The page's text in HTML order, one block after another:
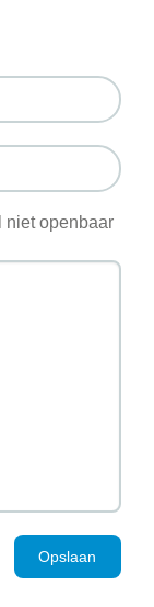
niet openbaar
Opslaan